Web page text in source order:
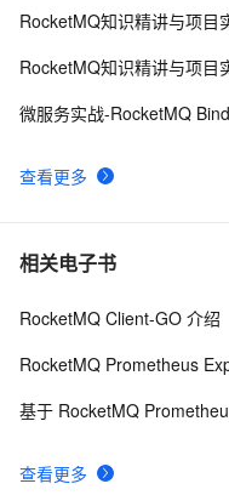
10NanoMQ Newsletter
态
查看更多
RocketMQ知识精讲与项目
RocketMQ知识精讲与项目
微服务实战-RocketMQ
相关电子书
查看更多
RocketMQ Client-GO 介绍
RocketMQ Prometheus
基于 RocketMQ